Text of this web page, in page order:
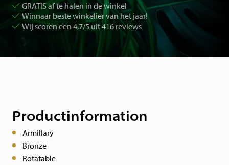
GRATIS af te halen in de winkel
Winnaar beste winkelier van het jaar!
Wij scoren een 4,7/5 uit 416 reviews
Productinformation
Armillary
Bronze
Rotatable